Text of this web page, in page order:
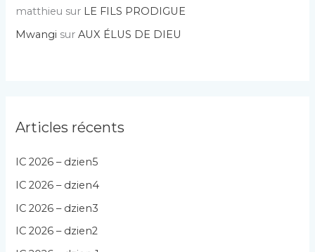
matthieu sur LE FILS PRODIGUE
Mwangi surAUX ÉLUS DE DIEU
Articles récents
IC 2026 – dzien5
IC 2026 – dzien4
IC 2026 – dzien3
IC 2026 – dzien2